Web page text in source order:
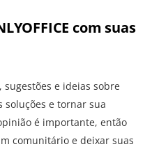
com suas
e ideias sobre
soluções e tornar sua
é importante, então
comunitário e deixar suas